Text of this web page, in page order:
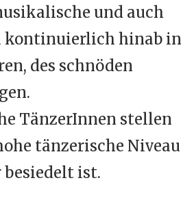
und auch
kontinuierlich hinab in
des schnöden
TänzerInnen stellen
tänzerische Niveau
ist.